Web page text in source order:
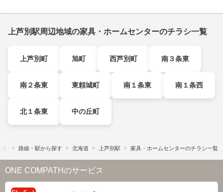
上芦別駅周辺地域の家具・ホームセンターのチラシ一覧
上芦別町 旭町 西芦別町 南３条東
南２条東 東頼城町 南１条東 南１条西
北１条東 中の丘町
路線・駅から探す 北海道 上芦別駅 家具・ホームセンターのチラシ一覧
ONE COMPATHのサービス